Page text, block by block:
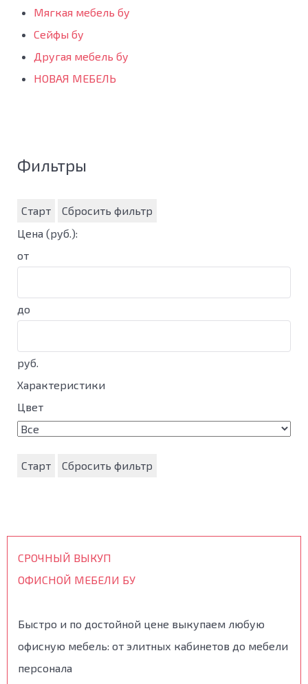
Мягкая мебель бу
Сейфы бу
Другая мебель бу
НОВАЯ МЕБЕЛЬ
Фильтры
Старт
Сбросить фильтр
Цена (руб.):
от
до
руб.
Характеристики
Цвет
Старт Сбросить фильтр
СРОЧНЫЙ ВЫКУП
ОФИСНОЙ МЕБЕЛИ БУ
Быстро и по достойной цене выкупаем любую
офисную мебель: от элитных кабинетов до мебели
персонала